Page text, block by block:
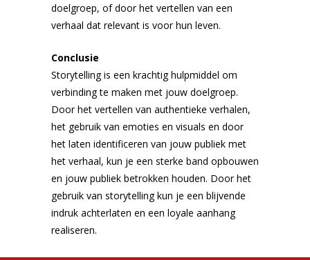
doelgroep, of door het vertellen van een
verhaal dat relevant is voor hun leven.
Conclusie
Storytelling is een krachtig hulpmiddel om
verbinding te maken met jouw doelgroep.
Door het vertellen van authentieke verhalen,
het gebruik van emoties en visuals en door
het laten identificeren van jouw publiek met
het verhaal, kun je een sterke band opbouwen
en jouw publiek betrokken houden. Door het
gebruik van storytelling kun je een blijvende
indruk achterlaten en een loyale aanhang
realiseren.